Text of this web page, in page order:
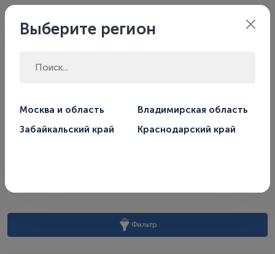
Филиал:
Владимирская
Фильтр
Выберите регион
Москва и область
Владимирская область
Забайкальский край
Краснодарский край